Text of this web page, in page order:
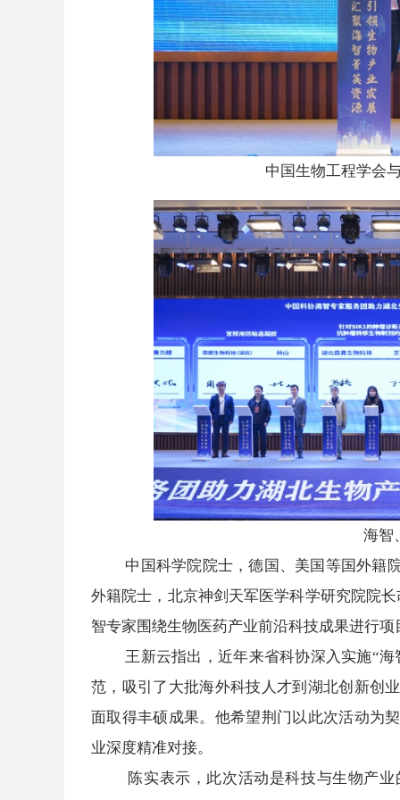
中国生物工程学会
海智
中国科学院院士，德国、美国等国外籍院
外籍院士，北京神剑天军医学科学研究院院
智专家围绕生物医药产业前沿科技成果进行
王新云指出，近年来省科协深入实施“海
范，吸引了大批海外科技人才到湖北创新创
面取得丰硕成果。他希望荆门以此次活动为
业深度精准对接。
陈实表示，此次活动是科技与生物产业